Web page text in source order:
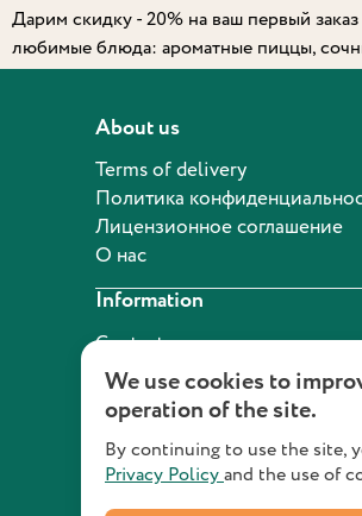
Дарим скидку - 20% на ваш первый
любимые блюда: ароматные пиццы,
About us
Terms of delivery
Политика
Лицензионное соглашение
О нас
Information
Contact us
+7 (495) 960-12-42
We use cookies to
operation of the site.
By continuing to use the site,
Privacy Policyand the use of